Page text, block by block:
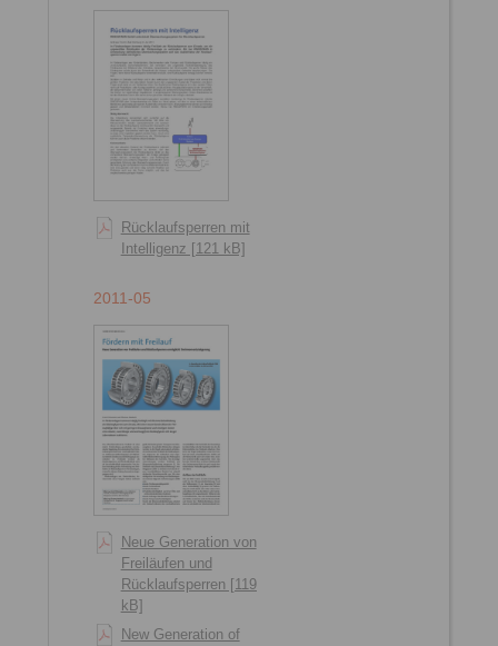
Rücklaufsperren mit
Intelligenz [121 kB]
2011-05
Neue Generation von
Freiläufen und
Rücklaufsperren [1191
kB]
New Generation of